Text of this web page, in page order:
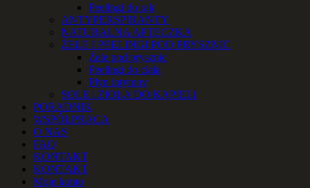
Peelingi do rąk
ANTYPERSPIRANTY
NATURALNA APTECZKA
ŻELE I PEELINGI POD PRYSZNIC
Żele pod prysznic
Peelingi do ciała
Płyn intymny
SOLE i ZIOŁA DO KĄPIELI
PORADNIK
WSPÓŁPRACA
O NAS
FAQ
KONTAKT
KONTAKT
Moje konto